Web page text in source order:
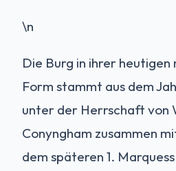
\n
Die Burg in ihrer heutigen
Form stammt aus dem
unter der Herrschaft von
Conyngham zusammen
dem späteren 1.